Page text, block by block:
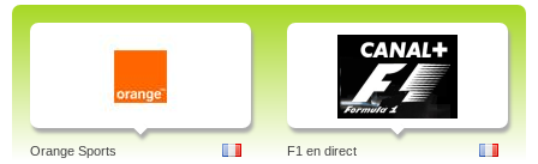
Orange Sports F1 en direct